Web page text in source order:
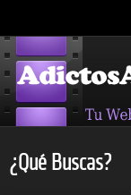
¿Qué Buscas?